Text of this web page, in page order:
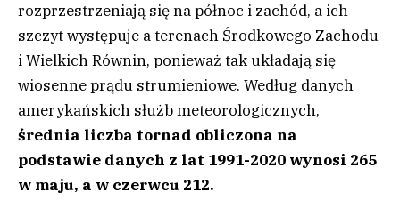
rozprzestrzeniają się na północ i zachód, a ich
szczyt występuje a terenach Środkowego Zachodu
i Wielkich Równin, ponieważ tak układają się
wiosenne prądu strumieniowe. Według danych
amerykańskich służb meteorologicznych,
średnia liczba tornad obliczona na
podstawie danych z lat 1991-2020 wynosi 265
w maju, a w czerwcu 212.